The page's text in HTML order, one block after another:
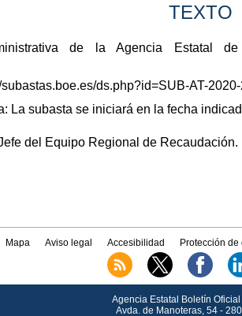
TEXTO
de la Agencia Estatal
ds.php?id=SUB-AT-
La subasta se iniciará en la fecha
del Equipo Regional de Recaudación.
Mapa Aviso legal Accesibilidad Protección de
Agencia Estatal Boletín
Avda.de Manoteras, 54 -